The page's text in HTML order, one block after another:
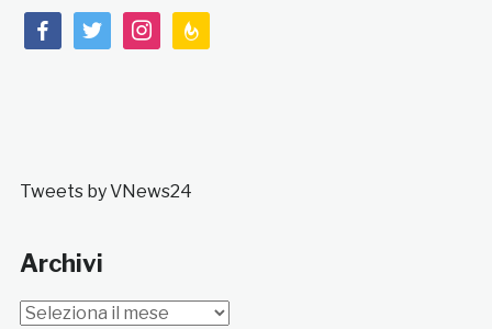
facebooktwitterinstagramfeedburner
Tweets by VNews24
Archivi
Archivi